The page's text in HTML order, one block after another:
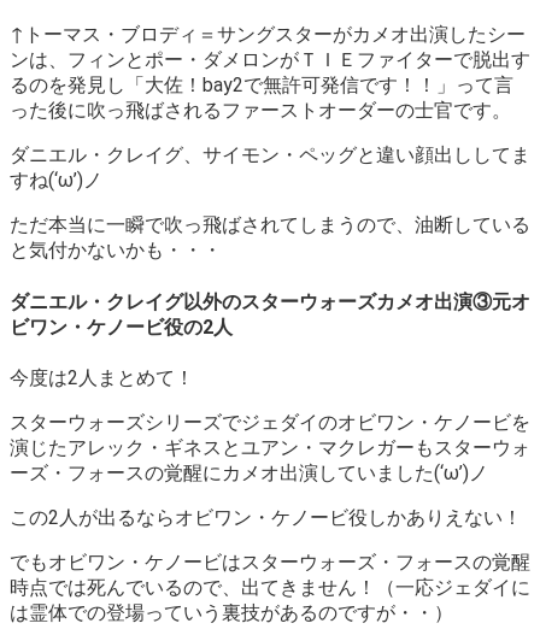
↑トーマス・ブロディ＝サングスターがカメオ出演したシー
ンは、フィンとポー・ダメロンがＴＩＥファイターで脱出す
るのを発見し「大佐！bay2で無許可発信です！！」って言
った後に吹っ飛ばされるファーストオーダーの士官です。
ダニエル・クレイグ、サイモン・ペッグと違い顔出ししてま
すね(‘ω’)ノ
ただ本当に一瞬で吹っ飛ばされてしまうので、油断している
と気付かないかも・・・
ダニエル・クレイグ以外のスターウォーズカメオ出演③元オ
ビワン・ケノービ役の2人
今度は2人まとめて！
スターウォーズシリーズでジェダイのオビワン・ケノービを
演じたアレック・ギネスとユアン・マクレガーもスターウォ
ーズ・フォースの覚醒にカメオ出演していました(‘ω’)ノ
この2人が出るならオビワン・ケノービ役しかありえない！
でもオビワン・ケノービはスターウォーズ・フォースの覚醒
時点では死んでいるので、出てきません！（一応ジェダイに
は霊体での登場っていう裏技があるのですが・・）